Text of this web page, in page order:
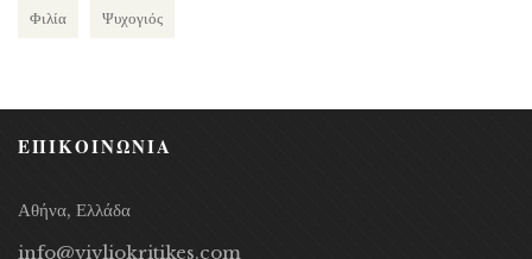
Φιλία Ψυχογιός
ΕΠΙΚΟΙΝΩΝΙΑ
Αθήνα, Ελλάδα
info@vivliokritikes.com